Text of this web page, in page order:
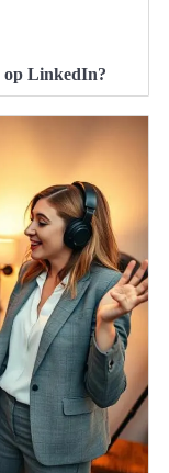
op LinkedIn?